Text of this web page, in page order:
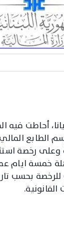
أحاطت فيه
الطابع
رخصة
خمسة ايام
بحسب